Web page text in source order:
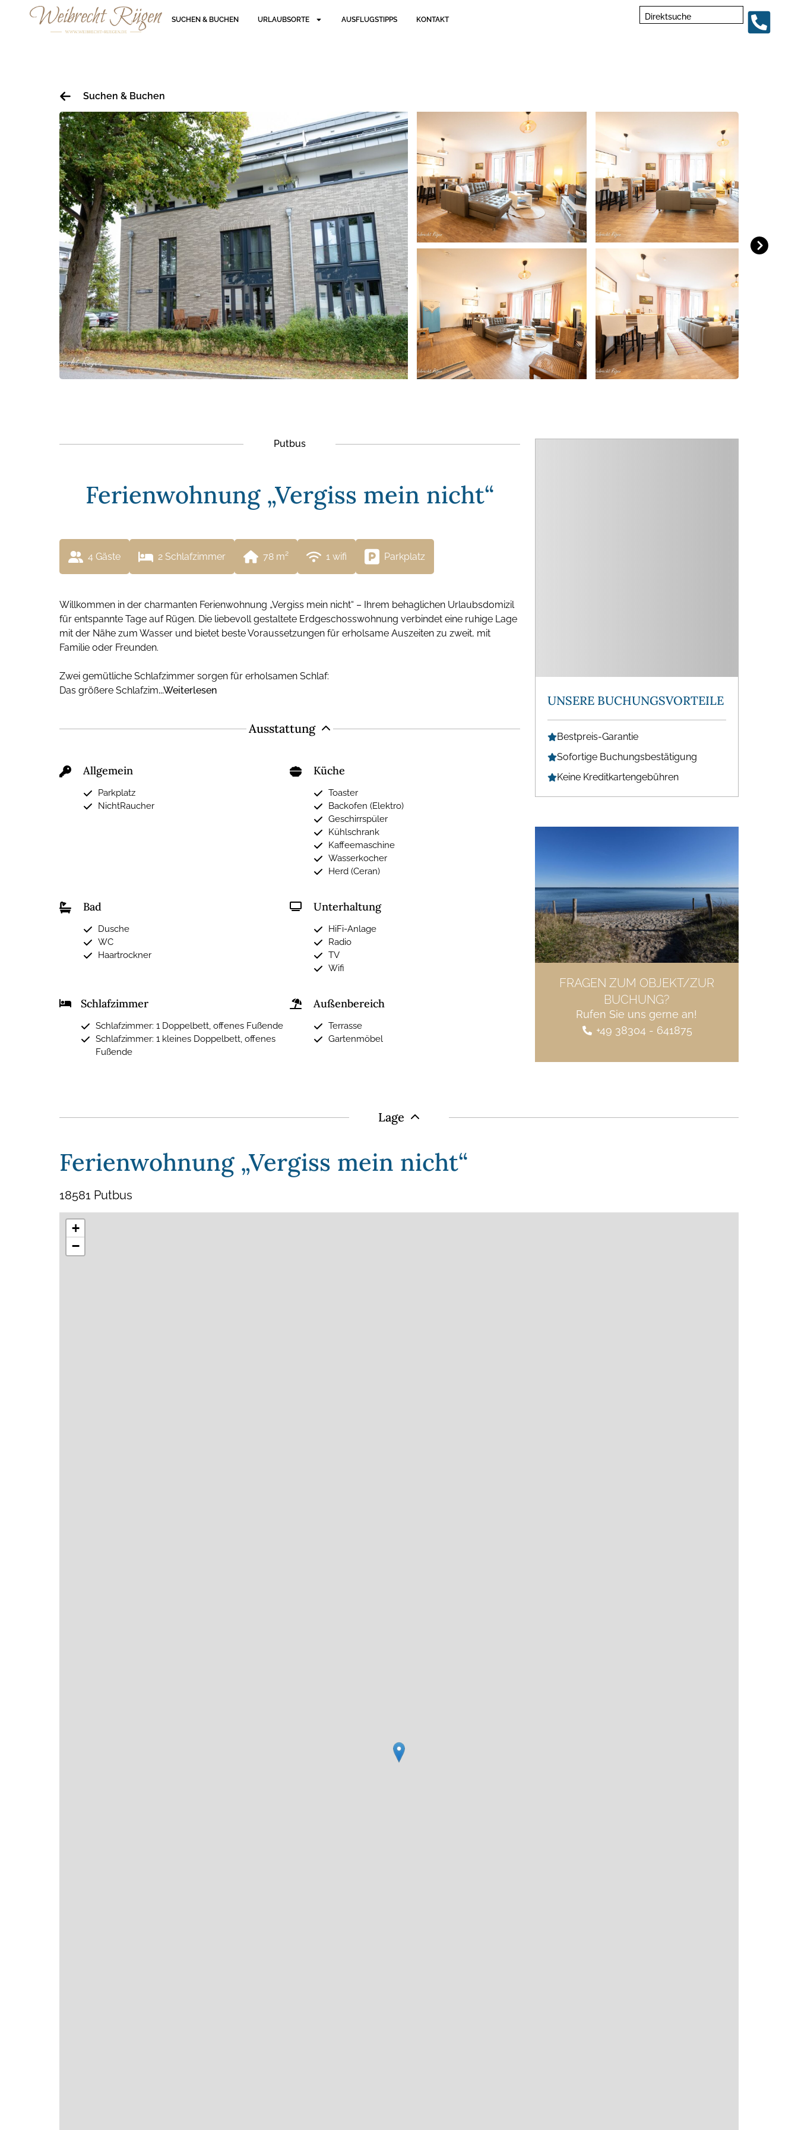
SUCHEN & BUCHEN URLAUBSORTE AUSFLUGSTIPPS KONTAKT Direktsuche
Suchen & Buchen
Putbus
Ferienwohnung „Vergiss mein nicht“
4 Gäste 2 Schlafzimmer 78 m² 1 wifi Parkplatz
Willkommen in der charmanten Ferienwohnung „Vergiss mein nicht“ – Ihrem behaglichen Urlaubsdomizil
für entspannte Tage auf Rügen. Die liebevoll gestaltete Erdgeschosswohnung verbindet eine ruhige Lage
mit der Nähe zum Wasser und bietet beste Voraussetzungen für erholsame Auszeiten zu zweit, mit
Familie oder Freunden.
Zwei gemütliche Schlafzimmer sorgen für erholsamen Schlaf:
Das größere Schlafzim...Weiterlesen
Ausstattung
Allgemein
Parkplatz
NichtRaucher
Küche
Toaster
Backofen (Elektro)
Geschirrspüler
Kühlschrank
Kaffeemaschine
Wasserkocher
Herd (Ceran)
Bad
Dusche
WC
Haartrockner
Unterhaltung
HiFi-Anlage
Radio
TV
Wifi
Schlafzimmer
Schlafzimmer: 1 Doppelbett, offenes Fußende
Schlafzimmer: 1 kleines Doppelbett, offenes
Fußende
Außenbereich
Terrasse
Gartenmöbel
UNSERE BUCHUNGSVORTEILE
Bestpreis-Garantie
Sofortige Buchungsbestätigung
Keine Kreditkartengebühren
FRAGEN ZUM OBJEKT/ZUR
BUCHUNG?
Rufen Sie uns gerne an!
+49 38304 - 641875
Lage
Ferienwohnung „Vergiss mein nicht“
18581 Putbus
+
−